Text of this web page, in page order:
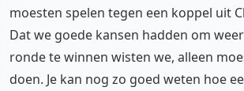
moesten spelen tegen een koppel uit
Dat we goede kansen hadden om
ronde te winnen wisten we, alleen
doen. Je kan nog zo goed weten hoe